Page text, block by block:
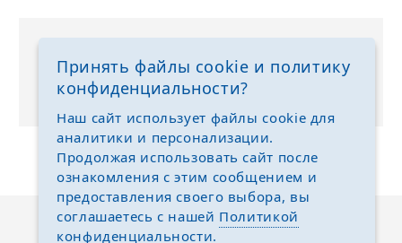
Отгружаем любые размеры одежды и обуви на
ваш выбор
Описание Отзывы
Принять файлы cookie и политику
конфиденциальности?
Наш сайт использует файлы cookie для
аналитики и персонализации.
Продолжая использовать сайт после
ознакомления с этим сообщением и
предоставления своего выбора, вы
соглашаетесь с нашей Политикой
конфиденциальности.